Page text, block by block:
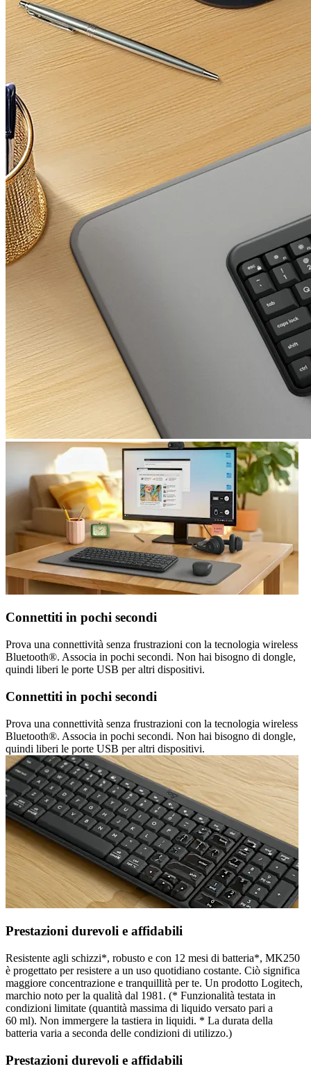
Connettiti in pochi secondi
Prova una connettività senza frustrazioni con la tecnologia wireless
Bluetooth®. Associa in pochi secondi. Non hai bisogno di dongle,
quindi liberi le porte USB per altri dispositivi.
Connettiti in pochi secondi
Prova una connettività senza frustrazioni con la tecnologia wireless
Bluetooth®. Associa in pochi secondi. Non hai bisogno di dongle,
quindi liberi le porte USB per altri dispositivi.
Prestazioni durevoli e affidabili
Resistente agli schizzi*, robusto e con 12 mesi di batteria*, MK250
è progettato per resistere a un uso quotidiano costante. Ciò significa
maggiore concentrazione e tranquillità per te. Un prodotto Logitech,
marchio noto per la qualità dal 1981. (* Funzionalità testata in
condizioni limitate (quantità massima di liquido versato pari a
60 ml). Non immergere la tastiera in liquidi. * La durata della
batteria varia a seconda delle condizioni di utilizzo.)
Prestazioni durevoli e affidabili